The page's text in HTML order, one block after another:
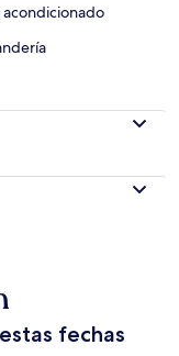
acondicionado
fechas